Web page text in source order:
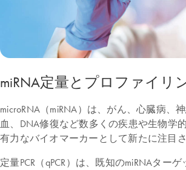
miRNA定量とプロファイリ
microRNA（miRNA）は、がん、心臓病、
血、DNA修復など数多くの疾患や生物学
有力なバイオマーカーとして新たに注目さ
定量PCR（qPCR）は、既知のmiRNAター